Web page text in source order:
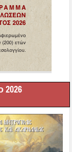
2026